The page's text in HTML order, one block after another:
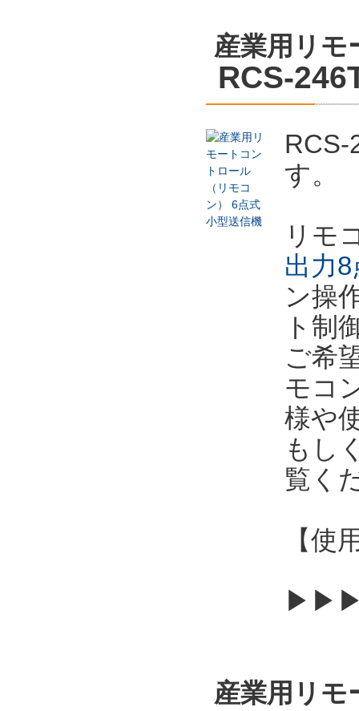
産業用リモ
RCS-
RCS-
す。
リモ
出力
ン操
ト制
ご希
モコ
様や
もし
覧く
【使
産業用リモ